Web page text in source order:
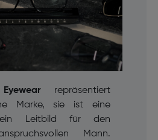
Eyewear repräsentiert
Marke, sie ist eine
ein Leitbild für den
Mann.